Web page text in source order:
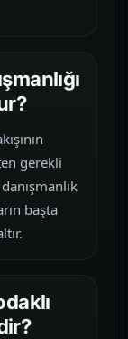
gerekli
başta